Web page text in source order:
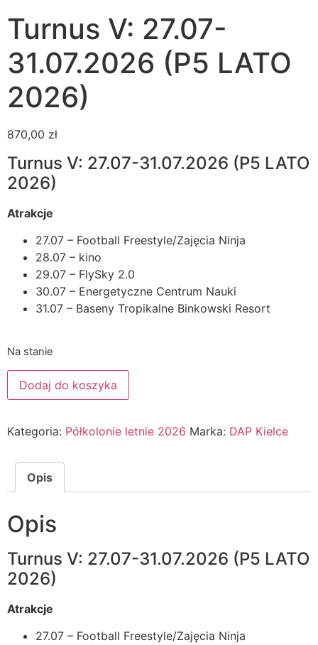
Turnus V: 27.07-
31.07.2026 (P5 LATO
2026)
870,00 zł
Turnus V: 27.07-31.07.2026 (P5 LATO
2026)
Atrakcje
27.07 – Football Freestyle/Zajęcia Ninja
28.07 – kino
29.07 – FlySky 2.0
30.07 – Energetyczne Centrum Nauki
31.07 – Baseny Tropikalne Binkowski Resort
Na stanie
Dodaj do koszyka
Kategoria: Półkolonie letnie 2026 Marka: DAP Kielce
Opis
Opis
Turnus V: 27.07-31.07.2026 (P5 LATO
2026)
Atrakcje
27.07 – Football Freestyle/Zajęcia Ninja